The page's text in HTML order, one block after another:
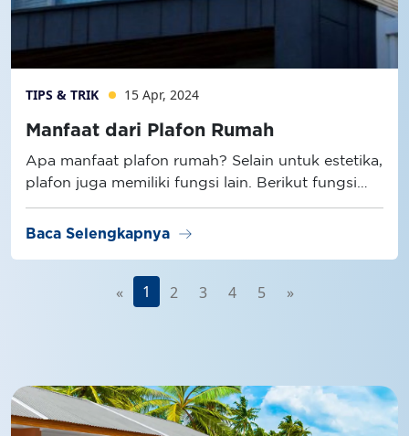
TIPS & TRIK 15 Apr, 2024
Manfaat dari Plafon Rumah
Apa manfaat plafon rumah? Selain untuk estetika,
plafon juga memiliki fungsi lain. Berikut fungsi
plafon selengkapnya!
Baca Selengkapnya arrow_right_alt
« 1 2 3 4 5 »